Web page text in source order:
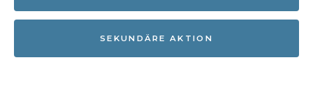
SEKUNDÄRE AKTION